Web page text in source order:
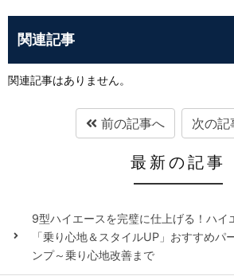
関連記事
関連記事はありません。
前の記事へ 次の記
最新の記事
9型ハイエースを完璧に仕上げる！ハイ
「乗り心地＆スタイルUP」おすすめパ
ンプ～乗り心地改善まで